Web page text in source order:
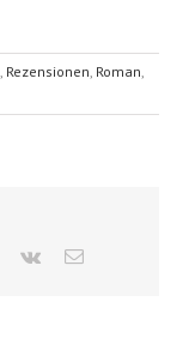
Rezensionen Roman